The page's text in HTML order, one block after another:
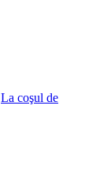
La coşul de